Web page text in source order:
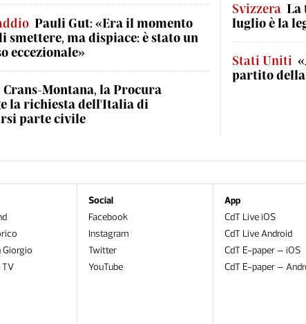
Pauli Gut: «Era il momento
smettere, ma dispiace: è stato un
eccezionale»
Crans-Montana, la Procura
la richiesta dell'Italia di
parte civile
Svizzera La
luglio è la
Stati Uniti
partito
Giorgio
TV
Social
Facebook
Instagram
Twitter
YouTube
App
CdT Live iOS
CdT Live Android
CdT E-paper – iOS
CdT E-paper –